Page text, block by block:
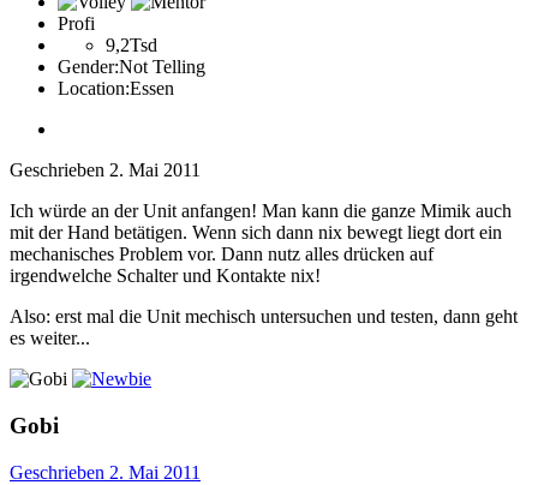
Profi
9,2Tsd
Gender:Not Telling
Location:Essen
Geschrieben 2. Mai 2011
Ich würde an der Unit anfangen! Man kann die ganze Mimik auch
mit der Hand betätigen. Wenn sich dann nix bewegt liegt dort ein
mechanisches Problem vor. Dann nutz alles drücken auf
irgendwelche Schalter und Kontakte nix!
Also: erst mal die Unit mechisch untersuchen und testen, dann geht
es weiter...
Gobi
Geschrieben 2. Mai 2011